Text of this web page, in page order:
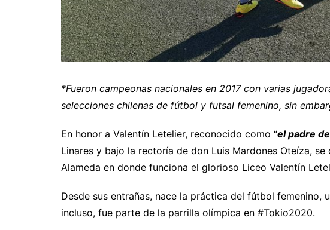
*Fueron campeonas nacionales en 2017 con varias
selecciones chilenas de fútbol y futsal femenino, sin
En honor a Valentín Letelier, reconocido como “el padre
Linares y bajo la rectoría de don Luis Mardones Oteíza,
Alameda en donde funciona el glorioso Liceo Valentín
Desde sus entrañas, nace la práctica del fútbol femenino,
incluso, fue parte de la parrilla olímpica en #Tokio2020.